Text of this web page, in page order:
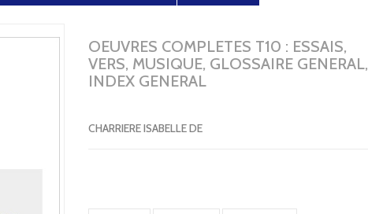
OEUVRES COMPLETES T10 : ESSAIS,
VERS, MUSIQUE, GLOSSAIRE GENERAL,
INDEX GENERAL
CHARRIERE ISABELLE DE